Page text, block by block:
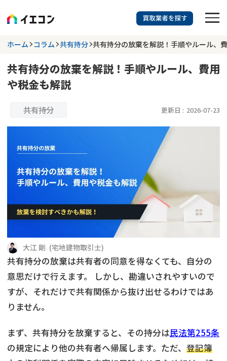
訳あり物件に強い業者を探す
都道府県を選択 相談内容を選択
更新日 :2026年07月31日
相談内容で探す
事故物件
再建築不可 底地
借地
ゴミ屋敷 任意売却
リースバック
不動産売却 再建築不可物件
共有持分
訳あり不動産 不動産投資
土地売却 不動産相続
借地 不動産リースバック
任意売却 空き家
業者を探す
ホーム コラム 共有持分 共有持分の放棄を解説！手順やルール、
共有持分の放棄を解説！手順やルール、費用
や税金も解説
共有持分 更新日 : 2026-07-23
大江 剛 (宅地建物取引士)
共有持分の放棄は共有者の同意を得なくても、自分の
意思だけで行えます。 しかし、勘違いされやすいので
すが、それだけで共有関係から抜け出せるわけではあ
りません。
まず、共有持分を放棄すると、その持分は民法第255条
の規定により他の共有者へ帰属します。ただ、 登記簿